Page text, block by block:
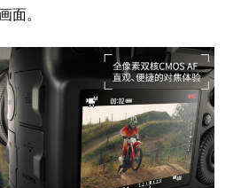
面。